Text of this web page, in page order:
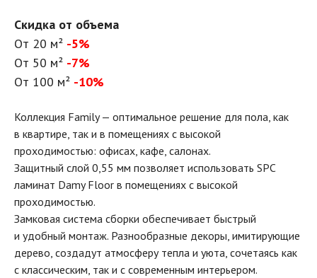
Скидка от объема
От 20 м² -5%
От 50 м² -7%
От 100 м² -10%
Коллекция Family — оптимальное решение для пола, как
в квартире, так и в помещениях с высокой
проходимостью: офисах, кафе, салонах.
Защитный слой 0,55 мм позволяет использовать SPC
ламинат Damy Floor в помещениях с высокой
проходимостью.
Замковая система сборки обеспечивает быстрый
и удобный монтаж. Разнообразные декоры, имитирующие
дерево, создадут атмосферу тепла и уюта, сочетаясь как
с классическим, так и с современным интерьером.